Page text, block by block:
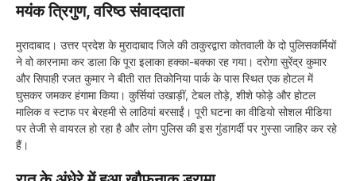
मयंक त्रिगुण, वरिष्ठ संवाददाता
मुरादाबाद। उत्तर प्रदेश के मुरादाबाद जिले की ठाकुरद्वारा कोतवाली के दो पुलिसकर्मियों
ने वो कारनामा कर डाला कि पूरा इलाका हक्का-बक्का रह गया। दरोगा सुरेंद्र कुमार
और सिपाही रजत कुमार ने बीती रात तिकोनिया पार्क के पास स्थित एक होटल में
घुसकर जमकर हंगामा किया। कुर्सियां उखाड़ीं, टेबल तोड़े, शीशे फोड़े और होटल
मालिक व स्टाफ पर बेरहमी से लाठियां बरसाईं। पूरी घटना का वीडियो सोशल मीडिया
पर तेजी से वायरल हो रहा है और लोग पुलिस की इस गुंडागर्दी पर गुस्सा जाहिर कर रहे
हैं।